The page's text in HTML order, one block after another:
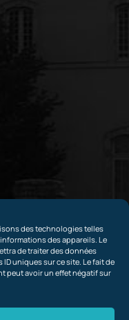
des technologies telles
des appareils. Le
de traiter des données
uniques sur ce site. Le fait de
peut avoir un effet négatif sur